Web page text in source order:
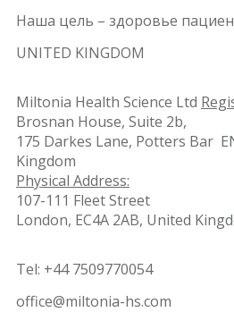
Наша цель – здоровье
UNITED KINGDOM
Miltonia Health Science Ltd
Brosnan House, Suite 2b,
175 Darkes Lane, Potters Bar
Kingdom
Physical Address:
107-111 Fleet Street
London, EC4A 2AB, United
Tel: +44 7509770054
office@miltonia-hs.com